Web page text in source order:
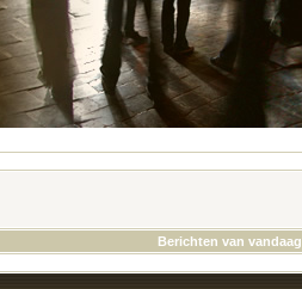
Berichten van vandaag